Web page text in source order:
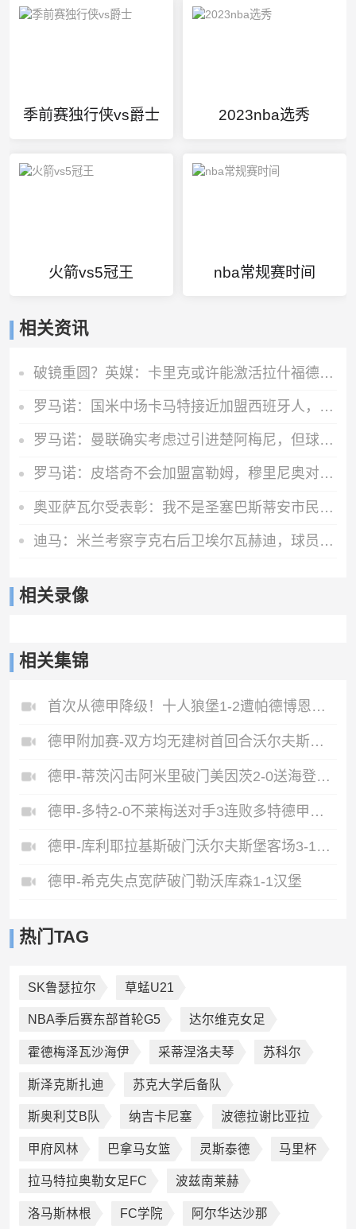
季前赛独行侠vs爵士 2023nba选秀
火箭vs5冠王 nba常规赛时间
相关资讯
破镜重圆？英媒：卡里克或许能激活拉什福德 唯有时间能检验对错
罗马诺：国米中场卡马特接近加盟西班牙人，费用300万欧+50%二转
罗马诺：曼联确实考虑过引进楚阿梅尼，但球员已与皇马完成续约
罗马诺：皮塔奇不会加盟富勒姆，穆里尼奥对他很满意
奥亚萨瓦尔受表彰：我不是圣塞巴斯蒂安市民，但这里就是我的家
迪马：米兰考察亨克右后卫埃尔瓦赫迪，球员估价1300万到1500万欧
相关录像
相关集锦
首次从德甲降级！十人狼堡1-2遭帕德博恩逆转库尔达加时赛制胜
德甲附加赛-双方均无建树首回合沃尔夫斯堡0-0帕德博恩
德甲-蒂茨闪击阿米里破门美因茨2-0送海登海姆降级
德甲-多特2-0不莱梅送对手3连败多特德甲亚军收官吉拉西破门
德甲-库利耶拉基斯破门沃尔夫斯堡客场3-1送圣保利降级
德甲-希克失点宽萨破门勒沃库森1-1汉堡
热门TAG
SK鲁瑟拉尔 草蜢U21
NBA季后赛东部首轮G5 达尔维克女足
霍德梅泽瓦沙海伊 采蒂涅洛夫琴 苏科尔
斯泽克斯扎迪 苏克大学后备队
斯奥利艾B队 纳吉卡尼塞 波德拉谢比亚拉
甲府风林 巴拿马女篮 灵斯泰德 马里杯
拉马特拉奥勒女足FC 波兹南莱赫
洛马斯林根 FC学院 阿尔华达沙那